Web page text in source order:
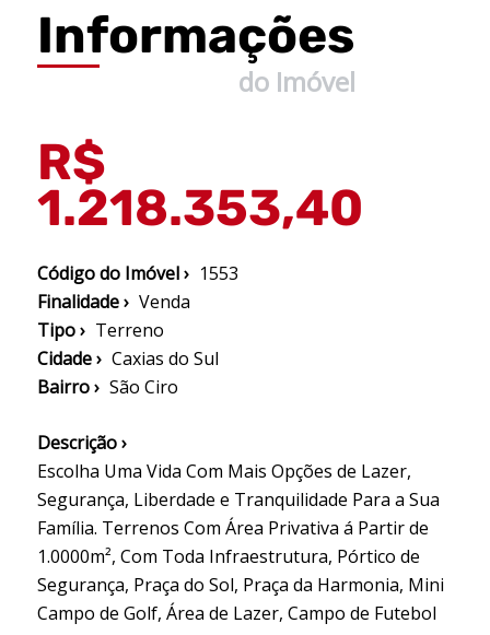
Informações
do Imóvel
R$
1.218.353,40
Código do Imóvel › 1553
Finalidade › Venda
Tipo › Terreno
Cidade › Caxias do Sul
Bairro › São Ciro
Descrição ›
Escolha Uma Vida Com Mais Opções de Lazer,
Segurança, Liberdade e Tranquilidade Para a Sua
Família. Terrenos Com Área Privativa á Partir de
1.0000m², Com Toda Infraestrutura, Pórtico de
Segurança, Praça do Sol, Praça da Harmonia, Mini
Campo de Golf, Área de Lazer, Campo de Futebol